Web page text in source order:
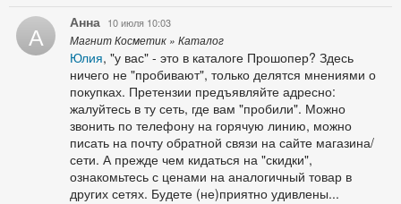
А Анна 10 июля 10:03
Магнит Косметик » Каталог
Юлия, "у вас" - это в каталоге Прошопер? Здесь
ничего не "пробивают", только делятся мнениями о
покупках. Претензии предъявляйте адресно:
жалуйтесь в ту сеть, где вам "пробили". Можно
звонить по телефону на горячую линию, можно
писать на почту обратной связи на сайте магазина/
сети. А прежде чем кидаться на "скидки",
ознакомьтесь с ценами на аналогичный товар в
других сетях. Будете (не)приятно удивлены...